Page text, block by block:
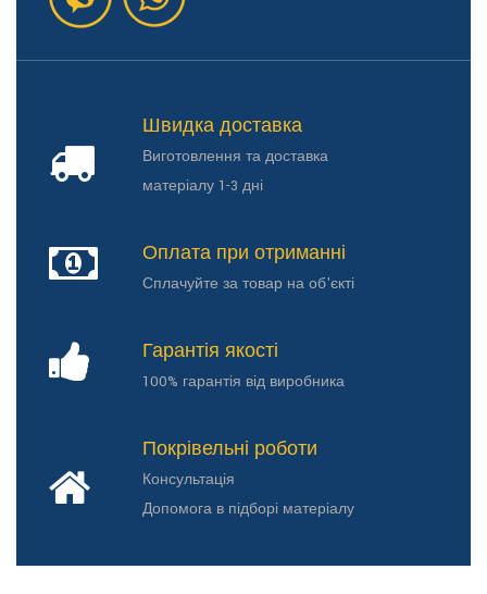
Швидка доставка
Виготовлення та доставка
матеріалу 1-3 дні
Оплата при отриманні
Сплачуйте за товар на об'єкті
Гарантія якості
100% гарантія від виробника
Покрівельні роботи
Консультація
Допомога в підборі матеріалу